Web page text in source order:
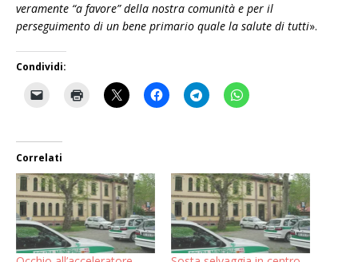
veramente “a favore” della nostra comunità e per il
perseguimento di un bene primario quale la salute di tutti».
Condividi:
Correlati